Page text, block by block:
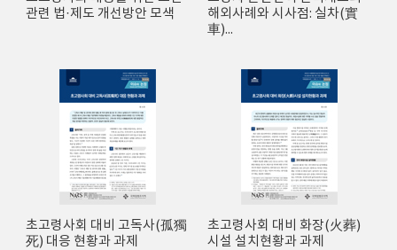
관련 법·제도 개선방안 모색
해외사례와 시사점: 실차(實
車)...
초고령사회 대비 고독사(孤獨
死) 대응 현황과 과제
초고령사회 대비 화장(火葬)
시설 설치현황과 과제